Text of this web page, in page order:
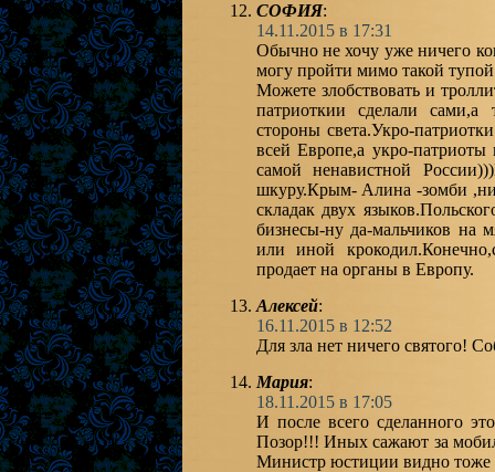
СОФИЯ:
14.11.2015 в 17:31
Обычно не хочу уже ничего
могу пройти мимо такой
Можете злобствовать и
патриоткии сделали сами,а
стороны света.Укро-
всей Европе,а укро-
самой ненавистной
шкуру.Крым- Алина -зомби
складак двух
бизнесы-ну да-мальчиков на
или иной
продает на органы в Европу.
Алексей:
16.11.2015 в 12:52
Для зла нет ничего святого!
Мария:
18.11.2015 в 17:05
И после всего сделанного
Позор!!! Иных сажают за
Министр юстиции видно тоже